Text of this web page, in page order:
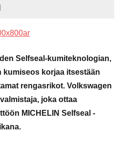
Selfseal-kumiteknologian,
kumiseos korjaa itsestään
rengasrikot. Volkswagen
joka ottaa
MICHELIN Selfseal -